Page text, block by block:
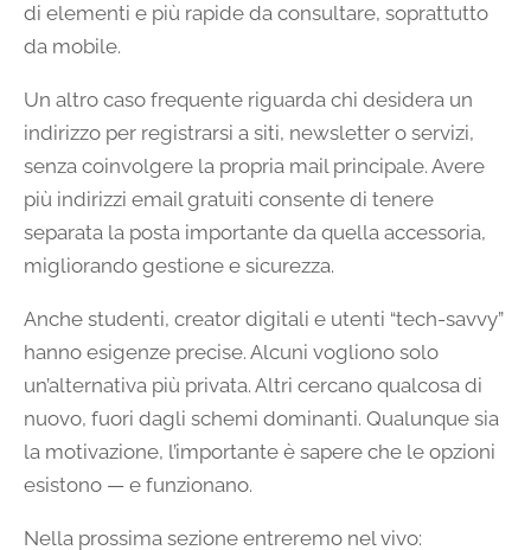
di elementi e più rapide da consultare, soprattutto
da mobile.
Un altro caso frequente riguarda chi desidera un
indirizzo per registrarsi a siti, newsletter o servizi,
senza coinvolgere la propria mail principale. Avere
più indirizzi email gratuiti consente di tenere
separata la posta importante da quella accessoria,
migliorando gestione e sicurezza.
Anche studenti, creator digitali e utenti “tech-savvy”
hanno esigenze precise. Alcuni vogliono solo
un’alternativa più privata. Altri cercano qualcosa di
nuovo, fuori dagli schemi dominanti. Qualunque sia
la motivazione, l’importante è sapere che le opzioni
esistono — e funzionano.
Nella prossima sezione entreremo nel vivo: